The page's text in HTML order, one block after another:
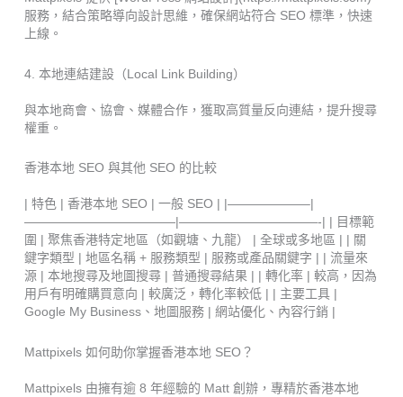
服務，結合策略導向設計思維，確保網站符合 SEO 標準，快速
上線。
4. 本地連結建設（Local Link Building）
與本地商會、協會、媒體合作，獲取高質量反向連結，提升搜尋
權重。
香港本地 SEO 與其他 SEO 的比較
| 特色 | 香港本地 SEO | 一般 SEO | |——————–|
————————————|———————————-| | 目標範
圍 | 聚焦香港特定地區（如觀塘、九龍） | 全球或多地區 | | 關
鍵字類型 | 地區名稱 + 服務類型 | 服務或產品關鍵字 | | 流量來
源 | 本地搜尋及地圖搜尋 | 普通搜尋結果 | | 轉化率 | 較高，因為
用戶有明確購買意向 | 較廣泛，轉化率較低 | | 主要工具 |
Google My Business、地圖服務 | 網站優化、內容行銷 |
Mattpixels 如何助你掌握香港本地 SEO？
Mattpixels 由擁有逾 8 年經驗的 Matt 創辦，專精於香港本地